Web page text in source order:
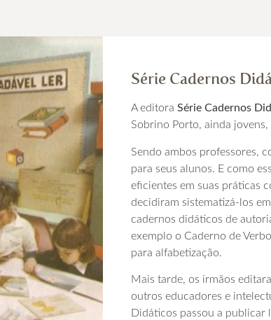
Série Cadernos
A editoraSérie Cadernos
Sobrino Porto, ainda
Sendo ambos professores,
para seus alunos. E como
eficientes em suas práticas
decidiram sistematizá-los
cadernos didáticos de
exemplo o Caderno de
para alfabetização.
Mais tarde, os irmãos
outros educadores e
Didáticos passou a publicar